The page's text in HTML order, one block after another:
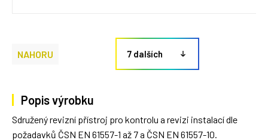
NAHORU 7 dalších
Popis výrobku
Sdružený revizní přístroj pro kontrolu a revizi instalací dle
požadavků ČSN EN 61557-1 až 7 a ČSN EN 61557-10.